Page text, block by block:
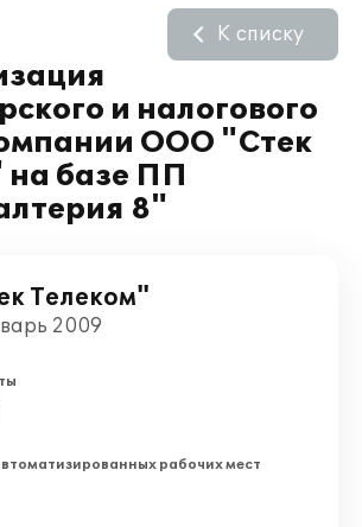
и налогового
ООО "Стек
на базе ПП
8"
К списку
Телеком"
2009
рабочих мест